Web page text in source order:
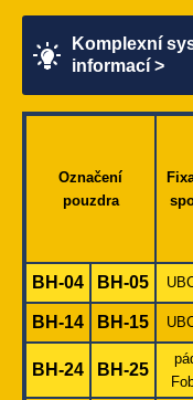
Komplexní
informací >
Označení
pouzdra
BH-04 BH-05
BH-14 BH-15
BH-24 BH-25